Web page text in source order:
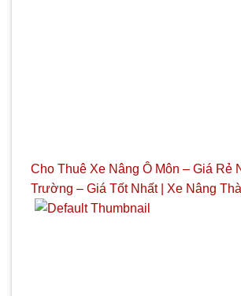
Cho Thuê Xe Nâng Ô Môn – Giá Rẻ
Trường – Giá Tốt Nhất | Xe Nâng